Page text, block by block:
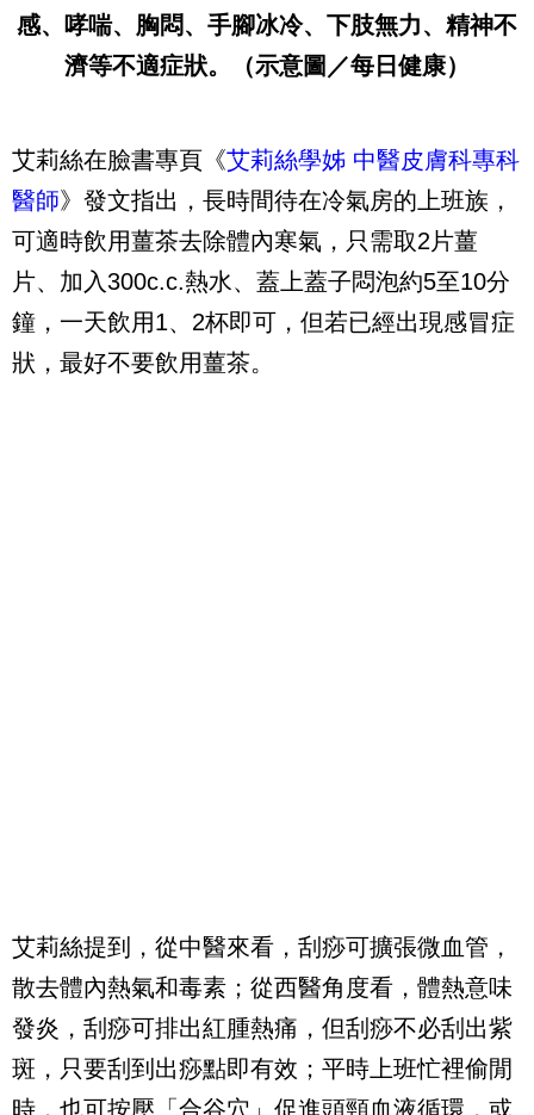
感、哮喘、胸悶、手腳冰冷、下肢無力、精神不
濟等不適症狀。（示意圖／每日健康）
艾莉絲在臉書專頁《艾莉絲學姊 中醫皮膚科專科
醫師》發文指出，長時間待在冷氣房的上班族，
可適時飲用薑茶去除體內寒氣，只需取2片薑
片、加入300c.c.熱水、蓋上蓋子悶泡約5至10分
鐘，一天飲用1、2杯即可，但若已經出現感冒症
狀，最好不要飲用薑茶。
艾莉絲提到，從中醫來看，刮痧可擴張微血管，
散去體內熱氣和毒素；從西醫角度看，體熱意味
發炎，刮痧可排出紅腫熱痛，但刮痧不必刮出紫
斑，只要刮到出痧點即有效；平時上班忙裡偷閒
時，也可按壓「合谷穴」促進頭頸血液循環，或